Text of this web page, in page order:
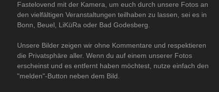
Fastelovend mit der Kamera, um euch durch unsere Fotos an
den vielfältigen Veranstaltungen teilhaben zu lassen, sei es in
Bonn, Beuel, LiKüRa oder Bad Godesberg.
Unsere Bilder zeigen wir ohne Kommentare und respektieren
die Privatsphäre aller. Wenn du auf einem unserer Fotos
erscheinst und es entfernt haben möchtest, nutze einfach den
"melden"-Button neben dem Bild.